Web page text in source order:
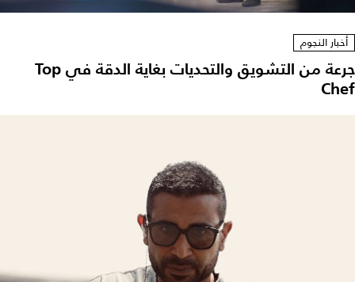
أخبار النجوم
جرعة من التشويق والتحديات بغاية الدقة في Top
Chef